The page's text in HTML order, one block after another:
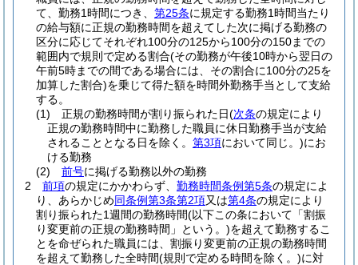
て、勤務1時間につき、 第25条に規定する勤務1時間当たり
の給与額に正規の勤務時間を超えてした次に掲げる勤務の
区分に応じてそれぞれ100分の125から100分の150までの
範囲内で規則で定める割合(その勤務が午後10時から翌日の
午前5時までの間である場合には、その割合に100分の25を
加算した割合)を乗じて得た額を時間外勤務手当として支給
する。
(1)
正規の勤務時間が割り振られた日(次条の規定により
正規の勤務時間中に勤務した職員に休日勤務手当が支給
されることとなる日を除く。 第3項において同じ。)にお
ける勤務
(2)
前号に掲げる勤務以外の勤務
2
前項の規定にかかわらず、 勤務時間条例第5条の規定によ
り、あらかじめ同条例第3条第2項又は第4条の規定により
割り振られた1週間の勤務時間(以下この条において「割振
り変更前の正規の勤務時間」という。)を超えて勤務するこ
とを命ぜられた職員には、割振り変更前の正規の勤務時間
を超えて勤務した全時間(規則で定める時間を除く。)に対